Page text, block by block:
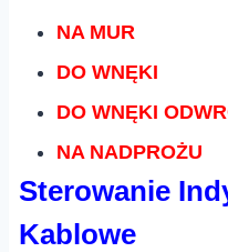
NA MUR
DO WNĘKI
DO WNĘKI
NA NADPROŻU
Sterowanie
Kablowe